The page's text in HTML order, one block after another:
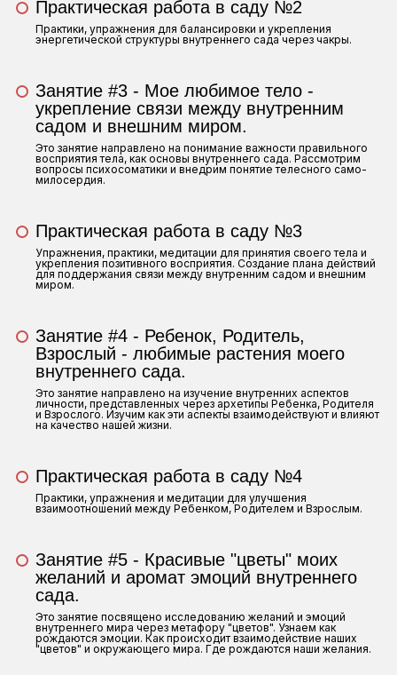
Практическая работа в саду №2
Практики, упражнения для балансировки и укрепления
энергетической структуры внутреннего сада через чакры.
Занятие #3 - Мое любимое тело -
укрепление связи между внутренним
садом и внешним миром.
Это занятие направлено на понимание важности правильного
восприятия тела, как основы внутреннего сада. Рассмотрим
вопросы психосоматики и внедрим понятие телесного само-
милосердия.
Практическая работа в саду №3
Упражнения, практики, медитации для принятия своего тела и
укрепления позитивного восприятия. Создание плана действий
для поддержания связи между внутренним садом и внешним
миром.
Занятие #4 - Ребенок, Родитель,
Взрослый - любимые растения моего
внутреннего сада.
Это занятие направлено на изучение внутренних аспектов
личности, представленных через архетипы Ребенка, Родителя
и Взрослого. Изучим как эти аспекты взаимодействуют и влияют
на качество нашей жизни.
Практическая работа в саду №4
Практики, упражнения и медитации для улучшения
взаимоотношений между Ребенком, Родителем и Взрослым.
Занятие #5 - Красивые "цветы" моих
желаний и аромат эмоций внутреннего
сада.
Это занятие посвящено исследованию желаний и эмоций
внутреннего мира через метафору "цветов". Узнаем как
рождаются эмоции. Как происходит взаимодействие наших
"цветов" и окружающего мира. Где рождаются наши желания.